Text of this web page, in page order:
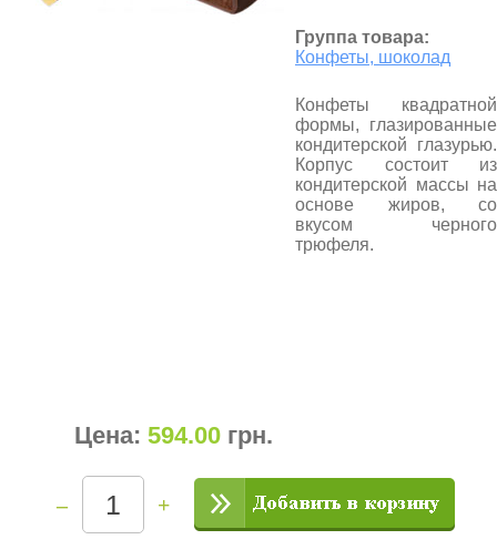
Группа товара:
Конфеты, шоколад
Конфеты квадратной
формы, глазированные
кондитерской глазурью.
Корпус состоит из
кондитерской массы на
основе жиров, со
вкусом черного
трюфеля.
Цена: 594.00 грн.
– +